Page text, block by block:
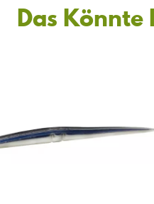
Das Könnte